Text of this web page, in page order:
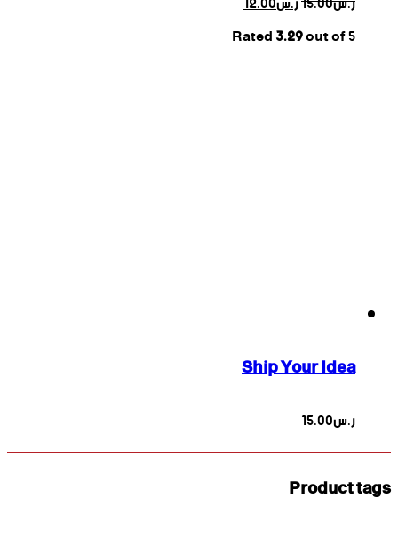
Rated3.29out of 5
Ship Your Idea
ر.س15.00
Product tags